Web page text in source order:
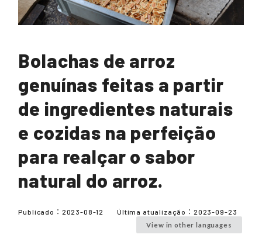
Bolachas de arroz
genuínas feitas a partir
de ingredientes naturais
e cozidas na perfeição
para realçar o sabor
natural do arroz.
Publicado： 2023-08-12 Última atualização： 2023-09-23
View in other languages